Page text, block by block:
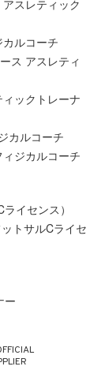
スレティック
ルコーチ
ス アスレティ
ックトレーナ
カルコーチ
ジカルコーチ
イセンス）
トサルCライセ
ー